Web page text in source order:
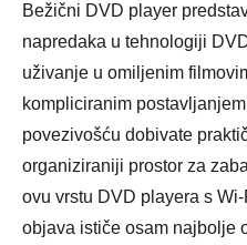
Bežični DVD player
napredaka u tehnologiji
uživanje u omiljenim
kompliciranim
povezivošću dobivate
organiziraniji prostor za
ovu vrstu DVD playera s
objava ističe osam najbolje